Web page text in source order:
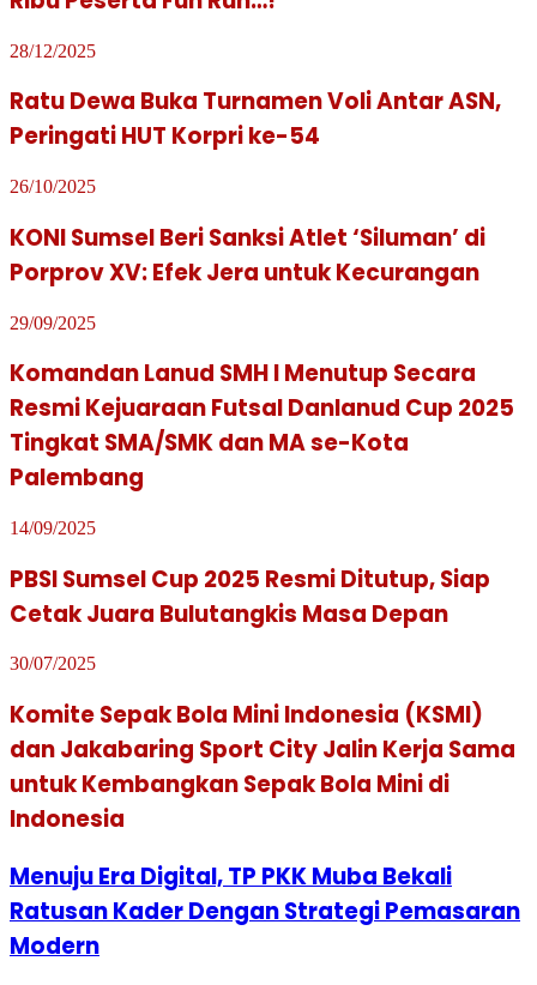
28/12/2025
Ratu Dewa Buka Turnamen Voli Antar ASN,
Peringati HUT Korpri ke-54
26/10/2025
KONI Sumsel Beri Sanksi Atlet ‘Siluman’ di
Porprov XV: Efek Jera untuk Kecurangan
29/09/2025
Komandan Lanud SMH l Menutup Secara
Resmi Kejuaraan Futsal Danlanud Cup 2025
Tingkat SMA/SMK dan MA se-Kota
Palembang
14/09/2025
PBSI Sumsel Cup 2025 Resmi Ditutup, Siap
Cetak Juara Bulutangkis Masa Depan
30/07/2025
Komite Sepak Bola Mini Indonesia (KSMI)
dan Jakabaring Sport City Jalin Kerja Sama
untuk Kembangkan Sepak Bola Mini di
Indonesia
Menuju Era Digital, TP PKK Muba Bekali
Ratusan Kader Dengan Strategi Pemasaran
Modern